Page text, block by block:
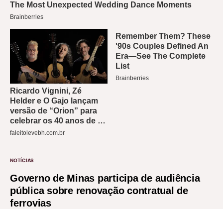
NOTÍCIAS
Governo de Minas participa de audiência
pública sobre renovação contratual de
ferrovias